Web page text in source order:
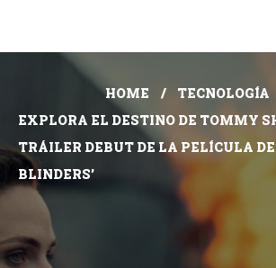
HOME
TECNOLOGÍA
EXPLORA EL DESTINO DE TOMMY
TRÁILER DEBUT DE LA PELÍCULA
BLINDERS’